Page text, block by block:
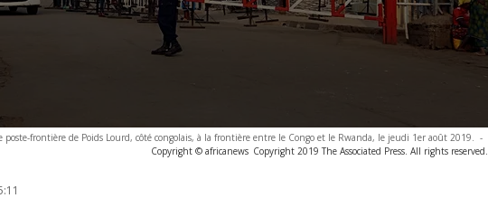
poste-frontière de Poids Lourd, côté congolais, à la frontière entre le Congo et le Rwanda, le jeudi 1er août 2019. -
Copyright © africanews Copyright 2019 The Associated Press. All rights reserved.